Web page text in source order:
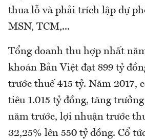
thua lỗ và phải trích lập dự
MSN, TCM,...
Tổng doanh thu hợp nhất
khoán Bản Việt đạt 899 tỷ
trước thuế 415 tỷ. Năm 2017,
tiêu 1.015 tỷ đồng, tăng
năm trước, lợi nhuận trước
32,25% lên 550 tỷ đồng. Cổ